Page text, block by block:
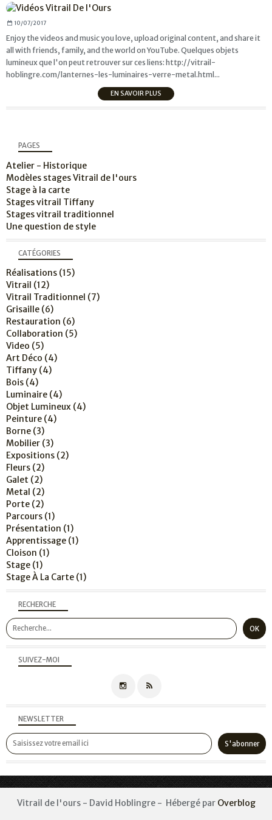
10/07/2017
Enjoy the videos and music you love, upload original content, and share it
all with friends, family, and the world on YouTube. Quelques objets
lumineux que l'on peut retrouver sur ces liens: http://vitrail-
hoblingre.com/lanternes-les-luminaires-verre-metal.html...
EN SAVOIR PLUS
NEWSLETTER
SUIVEZ-MOI
RECHERCHE
PAGES
Atelier - Historique
Modèles stages Vitrail de l'ours
Stage à la carte
Stages vitrail Tiffany
Stages vitrail traditionnel
Une question de style
CATÉGORIES
Réalisations (15)
Vitrail (12)
Vitrail Traditionnel (7)
Grisaille (6)
Restauration (6)
Collaboration (5)
Video (5)
Art Déco (4)
Tiffany (4)
Bois (4)
Luminaire (4)
Objet Lumineux (4)
Peinture (4)
Borne (3)
Mobilier (3)
Expositions (2)
Fleurs (2)
Galet (2)
Metal (2)
Porte (2)
Parcours (1)
Présentation (1)
Apprentissage (1)
Cloison (1)
Stage (1)
Stage À La Carte (1)
Vitrail de l'ours - David Hoblingre - Hébergé par Overblog